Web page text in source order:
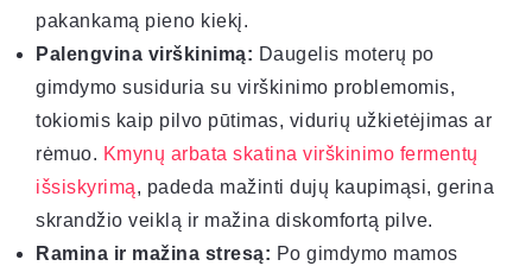
pakankamą pieno kiekį.
Palengvina virškinimą: Daugelis moterų po
gimdymo susiduria su virškinimo problemomis,
tokiomis kaip pilvo pūtimas, vidurių užkietėjimas ar
rėmuo. Kmynų arbata skatina virškinimo fermentų
išsiskyrimą, padeda mažinti dujų kaupimąsi, gerina
skrandžio veiklą ir mažina diskomfortą pilve.
Ramina ir mažina stresą: Po gimdymo mamos